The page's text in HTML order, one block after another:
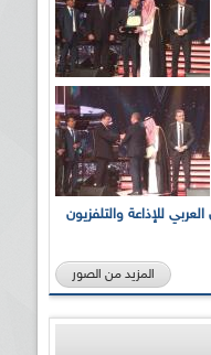
الـ21 للمهرجان العربي للإذاعة والتلفزيون
المزيد من الصور